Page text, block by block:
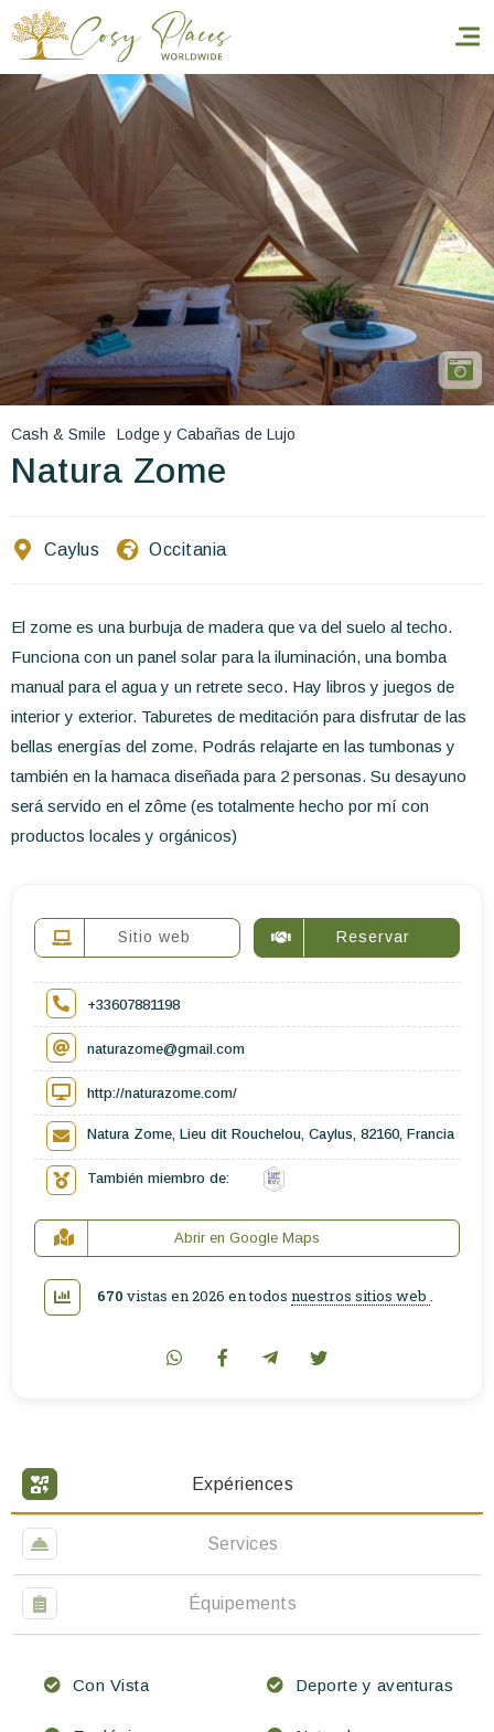
Inicio
Reservar una estancia
Nuestra colección mundial
World’s Best Hotels
Hacer que viajes
Estancia temática
Cash & Smile Lodge y Cabañas de Lujo
Natura Zome
Caylus Occitania
El zome es una burbuja de madera que va del suelo al techo.
Funciona con un panel solar para la iluminación, una bomba
manual para el agua y un retrete seco. Hay libros y juegos de
interior y exterior. Taburetes de meditación para disfrutar de las
bellas energías del zome. Podrás relajarte en las tumbonas y
también en la hamaca diseñada para 2 personas. Su desayuno
será servido en el zôme (es totalmente hecho por mí con
productos locales y orgánicos)
Expériences
Services
Équipements
Con Vista Deporte y aventuras
Sitio web Reservar
+33607881198
naturazome@gmail.com
http://naturazome.com/
Natura Zome, Lieu dit Rouchelou, Caylus, 82160, Francia
También miembro de:
Abrir en Google Maps
670 vistas en 2026 en todos nuestros sitios web